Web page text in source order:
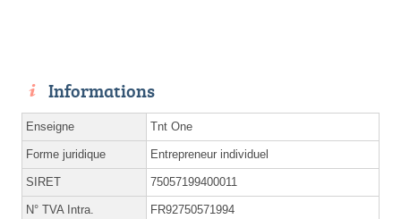
Informations
Enseigne Tnt One
Forme juridique Entrepreneur individuel
SIRET 75057199400011
N° TVA Intra. FR92750571994